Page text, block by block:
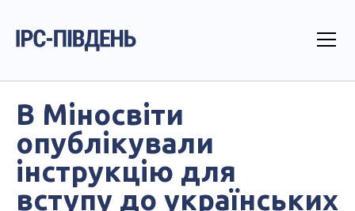
В Міносвіти
опублікували
інструкцію для
вступу до українських